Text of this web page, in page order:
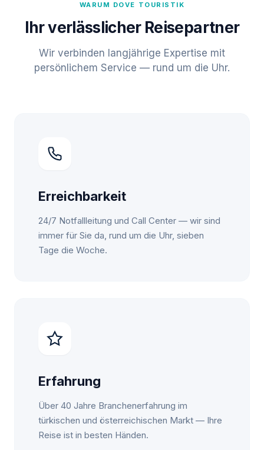
WARUM DOVE TOURISTIK
Ihr verlässlicher Reisepartner
Wir verbinden langjährige Expertise mit
persönlichem Service — rund um die Uhr.
Erreichbarkeit
24/7 Notfallleitung und Call Center — wir sind
immer für Sie da, rund um die Uhr, sieben
Tage die Woche.
Erfahrung
Über 40 Jahre Branchenerfahrung im
türkischen und österreichischen Markt — Ihre
Reise ist in besten Händen.